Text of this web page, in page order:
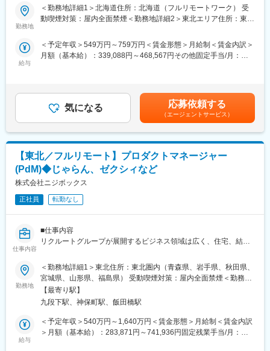
・DWH・API等、利活用しやすい基盤・インターフェースを提供
・dbtなどを用いたデータ品質を担保するための開発・運用
◎プロダクト例 2：データアプリケーション
・ データ利活用を行うために社内で利用するウェブアプリケーシ
◎プロダクト例 3：全社大規模ワークフローエンジン
・全社のデータ基盤を支える大規模な（1 日あたり数万コンテナ
・クラウドの最新技術を取り入れて効率化を実施している
■働き方
・兼業（副業）OK
・リモートワーク制度：働き方の選択肢を増やし生産性を向上さ
せるため、自宅または会社の指定する就業場所など、働く場所を
任意で選択することができます。
変更の範囲：無
・Studyplusの広告商品の提案
・Studyplusデータを活用したLINE、Google、Insta等の運用型広
制作の提案
・マーケティングオートメーションサービスの提案
◇主に既存顧客への深耕型の営業
＜具体的には＞
・担当のクライアント数は約20大学
・新規/既存の割合：入社時5：5／2年後3：7／3年後2：8
・新規開拓よりも、既存顧客の取引金額を大きくしていく深耕型
の営業
・ただ枠を売るという性質のものではなく、大学の学生募集コン
サルティング、デジタルマーケティングコンサルティング的な側
面の強い営業
・出張の頻度は月に2回程度
（1）成果に応じた高い昇給実績
・全営業メンバーの平均昇給額：61万7000円（年間昇給率
・上位30%の営業メンバーの平均昇給額：110万円（年間昇給率
+14.7%）※
・全体として、成果を挙げた人は適切に昇給する会社です
（2）コンサルティング営業としての企画力/営業力を磨ける
・大学の広報予算が数億円規模と大きく、提案できるソリューシ
ョンの幅が広いため、 コンサルティング営業としての企画力や営
業力を磨くことができます。
勤務地
＜勤務地詳細1＞北海道住所：北海道（フルリモートワーク） 受
動喫煙対策：屋内全面禁煙＜勤務地詳細2＞東北エリア住所：東北
給与
＜予定年収＞549万円～759万円＜賃金形態＞月給制＜賃金内訳＞
月額（基本給）：339,088円～468,567円その他固定手当/月：
無＞有＜残業手当＞有＜給与補足＞※経験、能力を考慮の上、詳細
は面談に決定致します。■昇給査定：年2回（4月、10月）■その他
固定手当：15時間分の深夜残業手当として支給。※超過分は追加
支給。賃金はあくまでも目安の金額であり、選考を通じて上下す
る可能性があります。月給(月額)は固定手当を含めた表記です。
気になる 応募依頼する
（エージェントサービス）
【東北／フルリモート】プロダクトマネージャー
(PdM)◆じゃらん、ゼクシィなど
株式会社ニジボックス
正社員 転勤なし
仕事内容
■仕事内容
リクルートグループが展開するビジネス領域は広く、住宅、結
り添う形で多岐に渡るサービスを提供しており、ニジボックスは
グループの一員として、SUUMOやゼクシィ、ホットペッパー、
じゃらん、リクナビなどの国内最大級のメディアの開発ディレク
ションに従事する、開発ディレクターを募集しています。
■業務詳細
リクルートグループのプロダクト開発ディレクションをお任せい
勤務地
＜勤務地詳細1＞東北住所：東北圏内（青森県、岩手県、秋田県、
宮城県、山形県、福島県） 受動喫煙対策：屋内全面禁煙＜勤務地
詳細2＞本社住所：東京都千代田区九段北1丁目14-6 九段坂上KS
ビル 南棟4階勤務地最寄駅：東京メトロ東西線半蔵門線／九段下
（リモートワーク含む）
【最寄り駅】
九段下駅、神保町駅、飯田橋駅
給与
＜予定年収＞540万円～1,640万円＜賃金形態＞月給制＜賃金内訳
＞月額（基本給）：283,871円～741,936円固定残業手当/月：